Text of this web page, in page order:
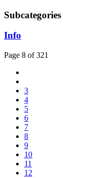
Subcategories
Info
Page 8 of 321
3
4
5
6
7
8
9
10
11
12